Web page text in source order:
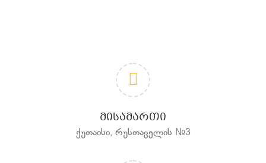
ᲛᲘᲡᲐᲛᲐᲠᲗᲘ
ქუთაისი, რუსთაველის №3